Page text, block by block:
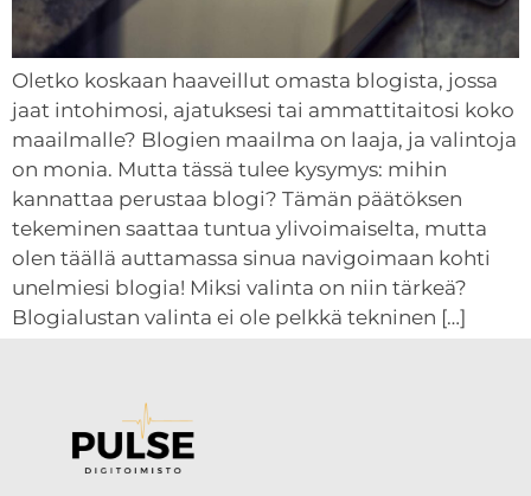
Oletko koskaan haaveillut omasta blogista, jossa
jaat intohimosi, ajatuksesi tai ammattitaitosi koko
maailmalle? Blogien maailma on laaja, ja valintoja
on monia. Mutta tässä tulee kysymys: mihin
kannattaa perustaa blogi? Tämän päätöksen
tekeminen saattaa tuntua ylivoimaiselta, mutta
olen täällä auttamassa sinua navigoimaan kohti
unelmiesi blogia! Miksi valinta on niin tärkeä?
Blogialustan valinta ei ole pelkkä tekninen […]